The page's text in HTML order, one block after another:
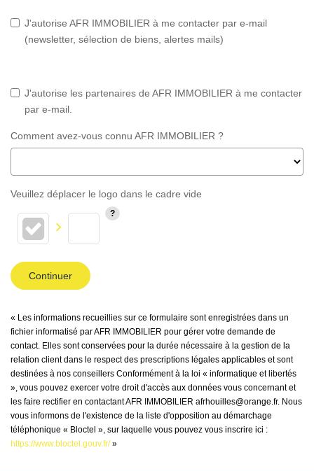
J'autorise AFR IMMOBILIER à me contacter par e-mail
(newsletter, sélection de biens, alertes mails)
J'autorise les partenaires de AFR IMMOBILIER à me contacter
par e-mail.
Comment avez-vous connu AFR IMMOBILIER ?
Veuillez déplacer le logo dans le cadre vide
Continuer
« Les informations recueillies sur ce formulaire sont enregistrées dans un
fichier informatisé par AFR IMMOBILIER pour gérer votre demande de
contact. Elles sont conservées pour la durée nécessaire à la gestion de la
relation client dans le respect des prescriptions légales applicables et sont
destinées à nos conseillers Conformément à la loi « informatique et libertés
», vous pouvez exercer votre droit d'accès aux données vous concernant et
les faire rectifier en contactant AFR IMMOBILIER afrhouilles@orange.fr. Nous
vous informons de l'existence de la liste d'opposition au démarchage
téléphonique « Bloctel », sur laquelle vous pouvez vous inscrire ici :
https://www.bloctel.gouv.fr/»